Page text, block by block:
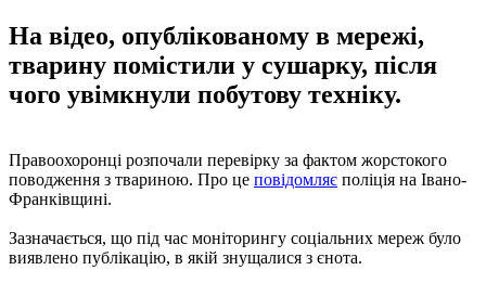
На відео, опублікованому в мережі,
тварину помістили у сушарку, після
чого увімкнули побутову техніку.
Правоохоронці розпочали перевірку за фактом жорстокого
поводження з твариною. Про це повідомляє поліція на Івано-
Франківщині.
Зазначається, що під час моніторингу соціальних мереж було
виявлено публікацію, в якій знущалися з єнота.